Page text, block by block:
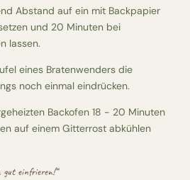
Abstand auf ein mit Backpapier
und 20 Minuten bei
lassen.
eines Bratenwenders die
noch einmal eindrücken.
Backofen 18 - 20 Minuten
auf einem Gitterrost abkühlen
gut einfrieren!“